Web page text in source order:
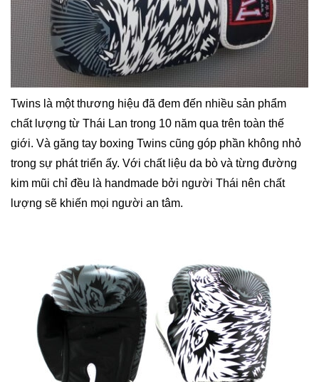
Twins là một thương hiệu đã đem đến nhiều sản phẩm
chất lượng từ Thái Lan trong 10 năm qua trên toàn thế
giới. Và găng tay boxing Twins cũng góp phần không nhỏ
trong sự phát triển ấy. Với chất liệu da bò và từng đường
kim mũi chỉ đều là handmade bởi người Thái nên chất
lượng sẽ khiến mọi người an tâm.